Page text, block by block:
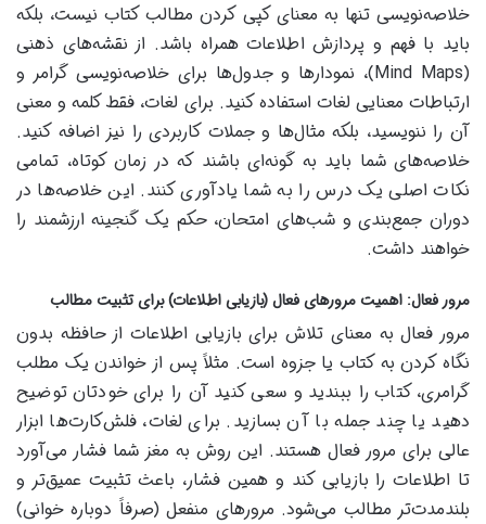
خلاصه‌نویسی تنها به معنای کپی کردن مطالب کتاب نیست، بلکه
باید با فهم و پردازش اطلاعات همراه باشد. از نقشه‌های ذهنی
(Mind Maps)، نمودارها و جدول‌ها برای خلاصه‌نویسی گرامر و
ارتباطات معنایی لغات استفاده کنید. برای لغات، فقط کلمه و معنی
آن را ننویسید، بلکه مثال‌ها و جملات کاربردی را نیز اضافه کنید.
خلاصه‌های شما باید به گونه‌ای باشند که در زمان کوتاه، تمامی
نکات اصلی یک درس را به شما یادآوری کنند. این خلاصه‌ها در
دوران جمع‌بندی و شب‌های امتحان، حکم یک گنجینه ارزشمند را
خواهند داشت.
مرور فعال: اهمیت مرورهای فعال (بازیابی اطلاعات) برای تثبیت مطالب
مرور فعال به معنای تلاش برای بازیابی اطلاعات از حافظه بدون
نگاه کردن به کتاب یا جزوه است. مثلاً پس از خواندن یک مطلب
گرامری، کتاب را ببندید و سعی کنید آن را برای خودتان توضیح
دهید یا چند جمله با آن بسازید. برای لغات، فلش‌کارت‌ها ابزار
عالی برای مرور فعال هستند. این روش به مغز شما فشار می‌آورد
تا اطلاعات را بازیابی کند و همین فشار، باعث تثبیت عمیق‌تر و
بلندمدت‌تر مطالب می‌شود. مرورهای منفعل (صرفاً دوباره خوانی)